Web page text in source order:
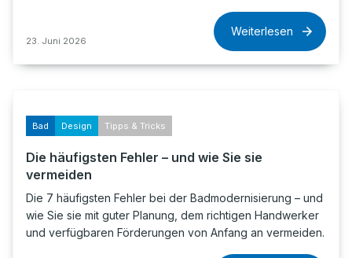
23. Juni 2026
Weiterlesen
Bad Design Tipps & Tricks
Die häufigsten Fehler – und wie Sie sie
vermeiden
Die 7 häufigsten Fehler bei der Badmodernisierung – und
wie Sie sie mit guter Planung, dem richtigen Handwerker
und verfügbaren Förderungen von Anfang an vermeiden.